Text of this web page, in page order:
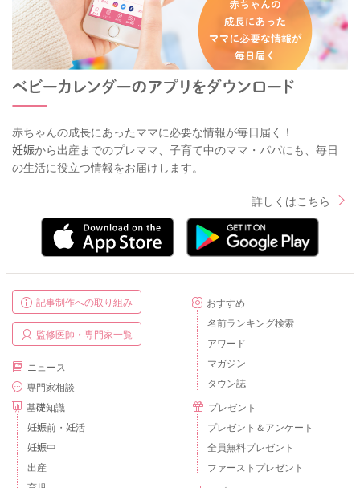
赤ちゃんの成長にあったママに必要な情報が毎日届く！
妊娠から出産までのプレママ、子育て中のママ・パパにも、毎日
の生活に役立つ情報をお届けします。
詳しくはこちら
記事制作への取り組み
監修医師・専門家一覧
ニュース
専門家相談
基礎知識
妊娠前・妊活
妊娠中
出産
おすすめ
名前ランキング検索
アワード
マガジン
タウン誌
プレゼント
プレゼント＆アンケート
全員無料プレゼント
ファーストプレゼント